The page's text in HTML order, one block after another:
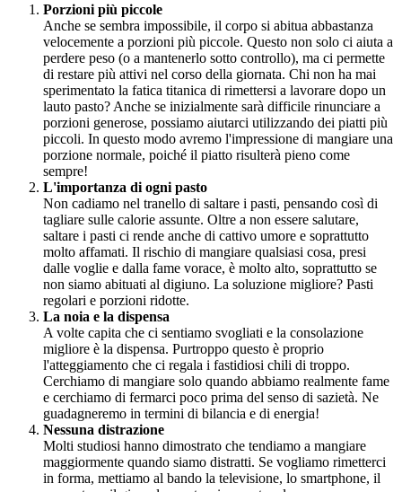
Porzioni più piccole
Anche se sembra impossibile, il corpo si abitua abbastanza
velocemente a porzioni più piccole. Questo non solo ci aiuta a
perdere peso (o a mantenerlo sotto controllo), ma ci permette
di restare più attivi nel corso della giornata. Chi non ha mai
sperimentato la fatica titanica di rimettersi a lavorare dopo un
lauto pasto? Anche se inizialmente sarà difficile rinunciare a
porzioni generose, possiamo aiutarci utilizzando dei piatti più
piccoli. In questo modo avremo l'impressione di mangiare una
porzione normale, poiché il piatto risulterà pieno come
sempre!
L'importanza di ogni pasto
Non cadiamo nel tranello di saltare i pasti, pensando così di
tagliare sulle calorie assunte. Oltre a non essere salutare,
saltare i pasti ci rende anche di cattivo umore e soprattutto
molto affamati. Il rischio di mangiare qualsiasi cosa, presi
dalle voglie e dalla fame vorace, è molto alto, soprattutto se
non siamo abituati al digiuno. La soluzione migliore? Pasti
regolari e porzioni ridotte.
La noia e la dispensa
A volte capita che ci sentiamo svogliati e la consolazione
migliore è la dispensa. Purtroppo questo è proprio
l'atteggiamento che ci regala i fastidiosi chili di troppo.
Cerchiamo di mangiare solo quando abbiamo realmente fame
e cerchiamo di fermarci poco prima del senso di sazietà. Ne
guadagneremo in termini di bilancia e di energia!
Nessuna distrazione
Molti studiosi hanno dimostrato che tendiamo a mangiare
maggiormente quando siamo distratti. Se vogliamo rimetterci
in forma, mettiamo al bando la televisione, lo smartphone, il